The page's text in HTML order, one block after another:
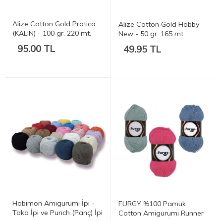
Alize Cotton Gold Pratica
(KALIN) - 100 gr. 220 mt.
95.00 TL
Alize Cotton Gold Hobby
New - 50 gr. 165 mt.
49.95 TL
Hobimon Amigurumi İpi -
Toka İpi ve Punch (Panç) İpi
FURGY %100 Pamuk
Cotton Amigurumi Runner